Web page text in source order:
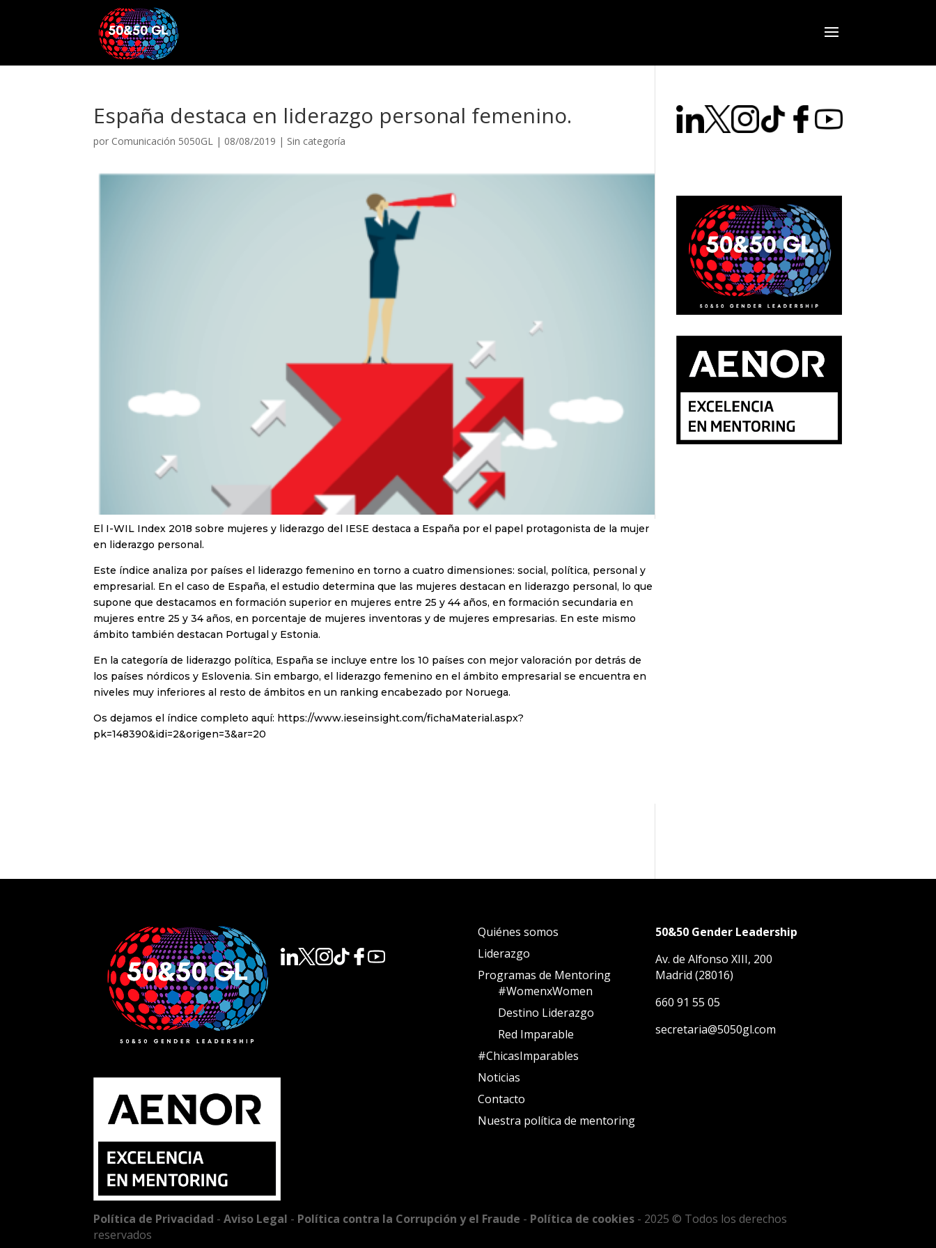
España destaca en liderazgo personal femenino.
por Comunicación 5050GL | 08/08/2019 | Sin categoría
El I-WIL Index 2018 sobre mujeres y liderazgo del IESE destaca a España por el papel protagonista de la mujer
en liderazgo personal.
Este índice analiza por países el liderazgo femenino en torno a cuatro dimensiones: social, política, personal y
empresarial. En el caso de España, el estudio determina que las mujeres destacan en liderazgo personal, lo que
supone que destacamos en formación superior en mujeres entre 25 y 44 años, en formación secundaria en
mujeres entre 25 y 34 años, en porcentaje de mujeres inventoras y de mujeres empresarias. En este mismo
ámbito también destacan Portugal y Estonia.
En la categoría de liderazgo política, España se incluye entre los 10 países con mejor valoración por detrás de
los países nórdicos y Eslovenia. Sin embargo, el liderazgo femenino en el ámbito empresarial se encuentra en
niveles muy inferiores al resto de ámbitos en un ranking encabezado por Noruega.
Os dejamos el índice completo aquí: https://www.ieseinsight.com/fichaMaterial.aspx?
pk=148390&idi=2&origen=3&ar=20
Quiénes somos
Liderazgo
Programas de Mentoring
#WomenxWomen
Destino Liderazgo
Red Imparable
#ChicasImparables
Noticias
Contacto
Nuestra política de mentoring
50&50 Gender Leadership
Av. de Alfonso XIII, 200
Madrid (28016)
660 91 55 05
secretaria@5050gl.com
Política de Privacidad -Aviso Legal - Política contra la Corrupción y el Fraude - Política de cookies - 2025 © Todos los derechos
reservados